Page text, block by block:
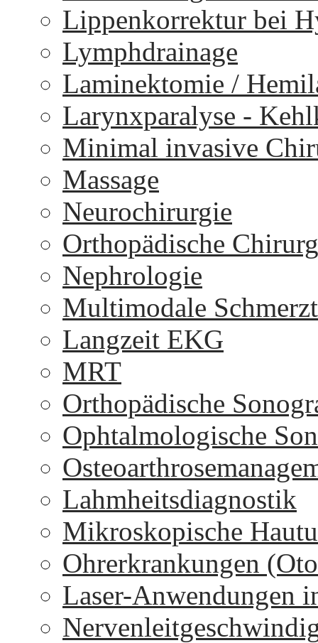
Lippenkorrektur bei
Lymphdrainage
Laminektomie /
Larynxparalyse -
Minimal invasive
Massage
Neurochirurgie
Orthopädische
Nephrologie
Multimodale
Langzeit EKG
MRT
Orthopädische
Ophtalmologische
Lahmheitsdiagnostik
Mikroskopische
Ohrerkrankungen
Laser-Anwendungen